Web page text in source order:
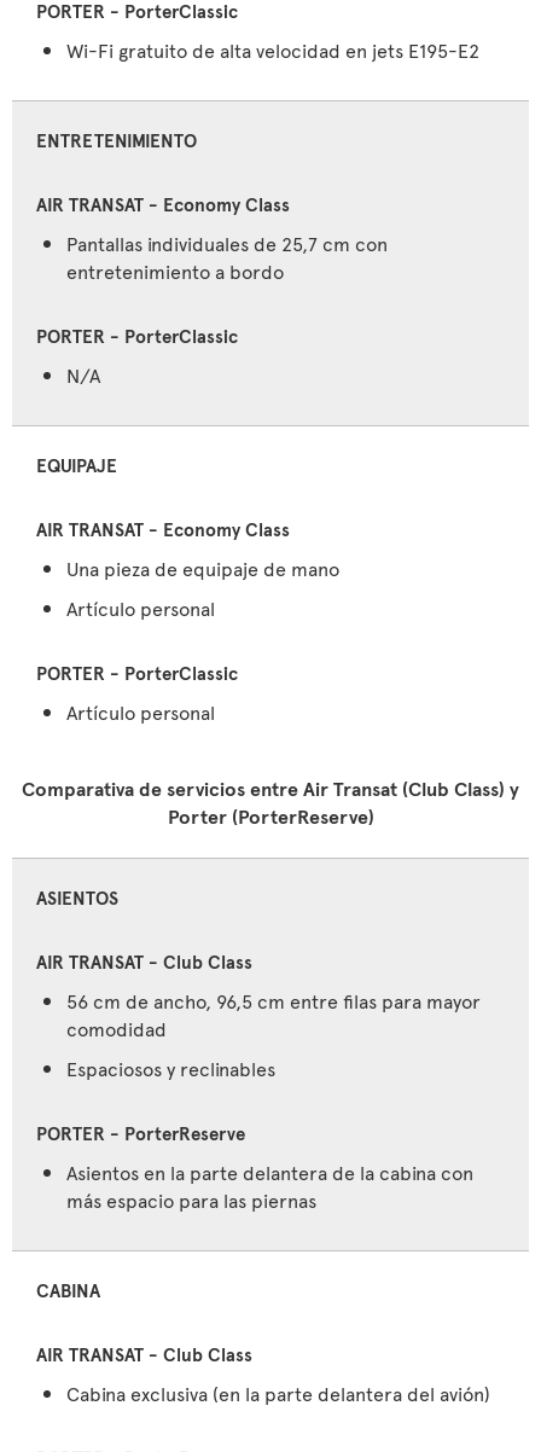
Wi-Fi gratuito de alta velocidad en jets E195-E2
ENTRETENIMIENTO
Pantallas individuales de 25,7 cm con
entretenimiento a bordo
N/A
EQUIPAJE
Una pieza de equipaje de mano
Artículo personal
Artículo personal
Comparativa de servicios entre Air Transat (Club Class) y
Porter (PorterReserve)
ASIENTOS
56 cm de ancho, 96,5 cm entre filas para mayor
comodidad
Espaciosos y reclinables
Asientos en la parte delantera de la cabina con
más espacio para las piernas
CABINA
Cabina exclusiva (en la parte delantera del avión)